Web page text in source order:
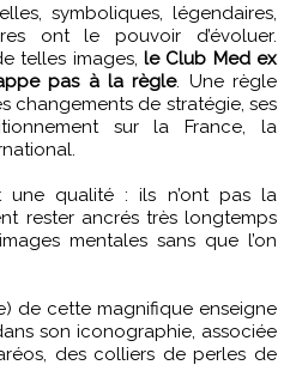
symboliques, légendaires,
ont le pouvoir d’évoluer.
telles images, le Club Med ex
pas à la règle. Une règle
changements de stratégie, ses
sur la France, la
une qualité : ils n’ont pas la
rester ancrés très longtemps
mentales sans que l’on
de cette magnifique enseigne
son iconographie, associée
des colliers de perles de